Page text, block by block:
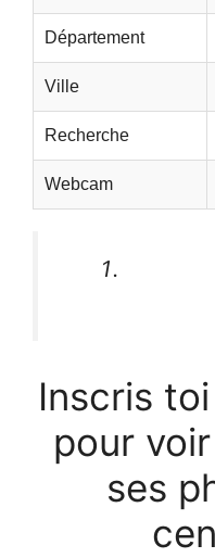
Département
Ville
Recherche
Webcam
Inscris
pour
ses